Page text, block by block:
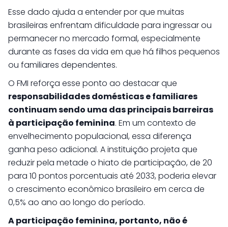
Esse dado ajuda a entender por que muitas
brasileiras enfrentam dificuldade para ingressar ou
permanecer no mercado formal, especialmente
durante as fases da vida em que há filhos pequenos
ou familiares dependentes.
O FMI reforça esse ponto ao destacar que
responsabilidades domésticas e familiares
continuam sendo uma das principais barreiras
à participação feminina. Em um contexto de
envelhecimento populacional, essa diferença
ganha peso adicional. A instituição projeta que
reduzir pela metade o hiato de participação, de 20
para 10 pontos porcentuais até 2033, poderia elevar
o crescimento econômico brasileiro em cerca de
0,5% ao ano ao longo do período.
A participação feminina, portanto, não é